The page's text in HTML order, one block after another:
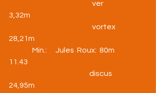
ver
3,32m
vortex
28,21m
Min.:      Jules  Roux:  80m
11.43
discus
24,95m